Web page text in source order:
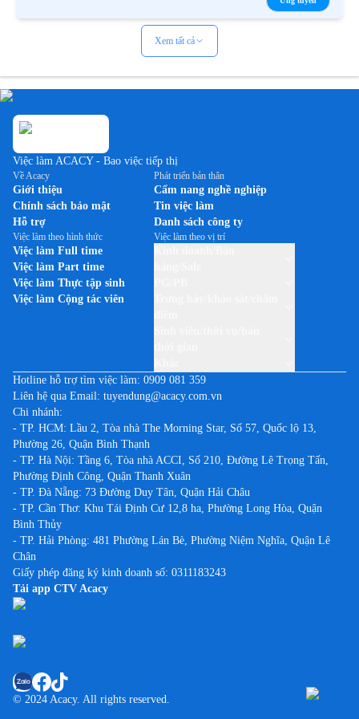
Xem tất cả
Việc làm ACACY - Bao việc tiếp thị
Về Acacy
Giới thiệu
Chính sách bảo mật
Hỗ trợ
Phát triển bản thân
Cẩm nang nghề nghiệp
Tin việc làm
Danh sách công ty
Việc làm theo hình thức
Việc làm Full time
Việc làm Part time
Việc làm Thực tập sinh
Việc làm Cộng tác viên
Việc làm theo vị trí
Hotline hỗ trợ tìm việc làm: 0909 081 359
Liên hệ qua Email: tuyendung@acacy.com.vn
Chi nhánh:
- TP. HCM: Lầu 2, Tòa nhà The Morning Star, Số 57, Quốc lộ 13,
Phường 26, Quận Bình Thạnh
- TP. Hà Nội: Tầng 6, Tòa nhà ACCI, Số 210, Đường Lê Trọng Tấn,
Phường Định Công, Quận Thanh Xuân
- TP. Đà Nẵng: 73 Đường Duy Tân, Quận Hải Châu
- TP. Cần Thơ: Khu Tái Định Cư 12,8 ha, Phường Long Hòa, Quận
Bình Thủy
- TP. Hải Phòng: 481 Phường Lán Bè, Phường Niệm Nghĩa, Quận Lê
Chân
Giấy phép đăng ký kinh doanh số: 0311183243
Tải app CTV Acacy
© 2024 Acacy. All rights reserved.